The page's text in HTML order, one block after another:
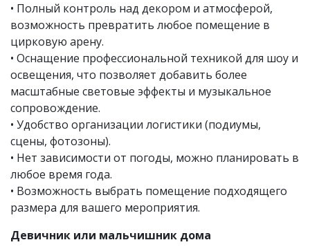
• Полный контроль над декором и атмосферой,
возможность превратить любое помещение в
цирковую арену.
• Оснащение профессиональной техникой для шоу и
освещения, что позволяет добавить более
масштабные световые эффекты и музыкальное
сопровождение.
• Удобство организации логистики (подиумы,
сцены, фотозоны).
• Нет зависимости от погоды, можно планировать в
любое время года.
• Возможность выбрать помещение подходящего
размера для вашего мероприятия.
Девичник или мальчишник дома